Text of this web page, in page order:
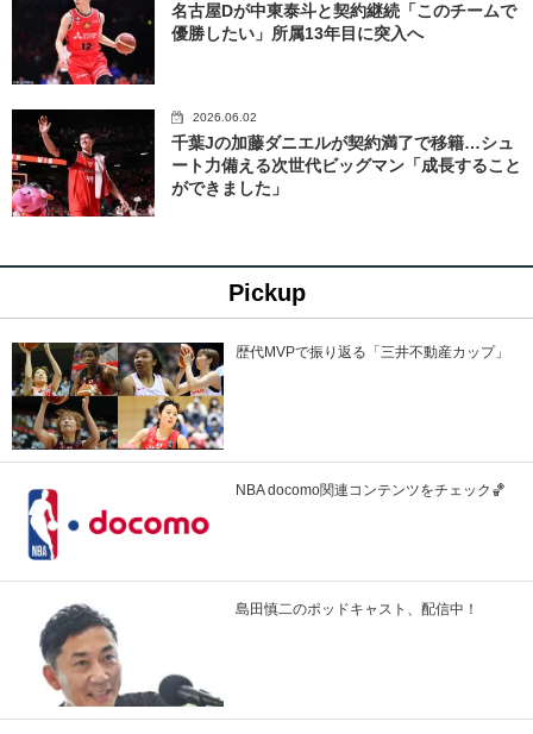
名古屋Dが中東泰斗と契約継続「このチームで
優勝したい」所属13年目に突入へ
2026.06.02
千葉Jの加藤ダニエルが契約満了で移籍…シュ
ート力備える次世代ビッグマン「成長すること
ができました」
Pickup
歴代MVPで振り返る「三井不動産カップ」
NBA docomo関連コンテンツをチェック🏀
島田慎二のポッドキャスト、配信中！